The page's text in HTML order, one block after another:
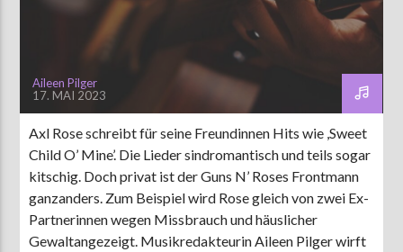
Aileen Pilger
17. MAI 2023
Axl Rose schreibt für seine Freundinnen Hits wie ,Sweet
Child O’ Mine’. Die Lieder sindromantisch und teils sogar
kitschig. Doch privat ist der Guns N’ Roses Frontmann
ganzanders. Zum Beispiel wird Rose gleich von zwei Ex-
Partnerinnen wegen Missbrauch und häuslicher
Gewaltangezeigt. Musikredakteurin Aileen Pilger wirft